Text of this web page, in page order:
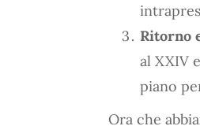
Ritorno
al XXIV
piano
Ora che